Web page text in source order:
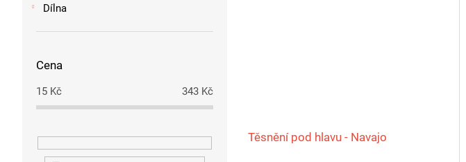
Dílna
Cena
15 Kč 343 Kč
Těsnění pod hlavu - Navajo